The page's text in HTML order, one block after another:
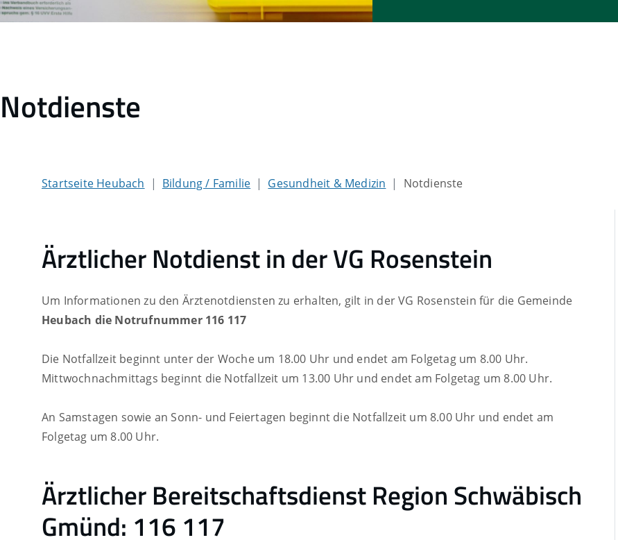
Notdienste
Startseite Heubach Bildung / Familie Gesundheit & Medizin Notdienste
Ärztlicher Notdienst in der VG Rosenstein
Um Informationen zu den Ärztenotdiensten zu erhalten, gilt in der VG Rosenstein für die Gemeinde
Heubach die Notrufnummer 116 117
Die Notfallzeit beginnt unter der Woche um 18.00 Uhr und endet am Folgetag um 8.00 Uhr.
Mittwochnachmittags beginnt die Notfallzeit um 13.00 Uhr und endet am Folgetag um 8.00 Uhr.
An Samstagen sowie an Sonn- und Feiertagen beginnt die Notfallzeit um 8.00 Uhr und endet am
Folgetag um 8.00 Uhr.
Ärztlicher Bereitschaftsdienst Region Schwäbisch
Gmünd: 116 117